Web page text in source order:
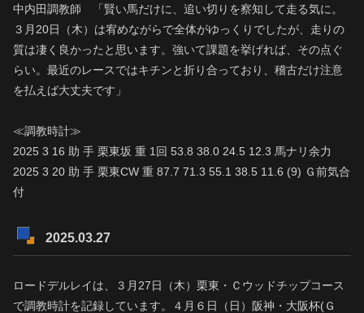
中内田調教師 「賢い馬だけに、追い切りを察知して走る気に。
３月20日（木）は宥めながらで全体がゆっくりでしたが、走りの
質は凄く良かったと思います。強いて課題を挙げれば、その点ぐ
らい。最近のレースではキチンと折り合っており、稽古だけ注意
を払えば大丈夫です」
≪調教時計≫
2025 3 16 助 手 栗東坂 重 1回 53.8 38.0 24.5 12.3 馬ナリ余力
2025 3 20 助 手 栗東CW 重 87.7 71.3 55.1 38.5 11.6 (9) Ｇ前気合
付
2025.03.27
ロードデルレイは、３月27日（木）栗東・Ｃウッドチップコース
で調教時計を記録しています。４月６日（日）阪神・大阪杯(Ｇ